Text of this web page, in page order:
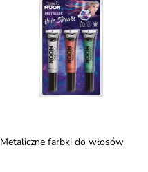
Metaliczne farbki do włosów